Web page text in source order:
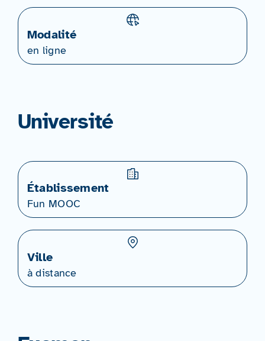
Modalité
en ligne
Université
Établissement
Fun MOOC
Ville
à distance